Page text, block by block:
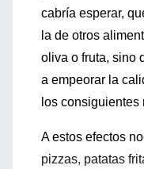
cabría esperar,
la de otros
oliva o fruta, sino
a empeorar la
los consiguientes
A estos efectos
pizzas, patatas